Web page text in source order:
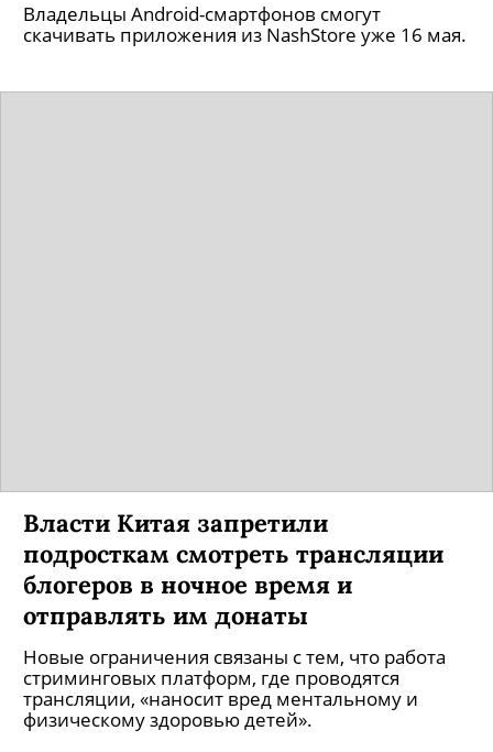
Владельцы Android-смартфонов смогут
скачивать приложения из NashStore уже 16 мая.
Власти Китая запретили
подросткам смотреть трансляции
блогеров в ночное время и
отправлять им донаты
Новые ограничения связаны с тем, что работа
стриминговых платформ, где проводятся
трансляции, «наносит вред ментальному и
физическому здоровью детей».